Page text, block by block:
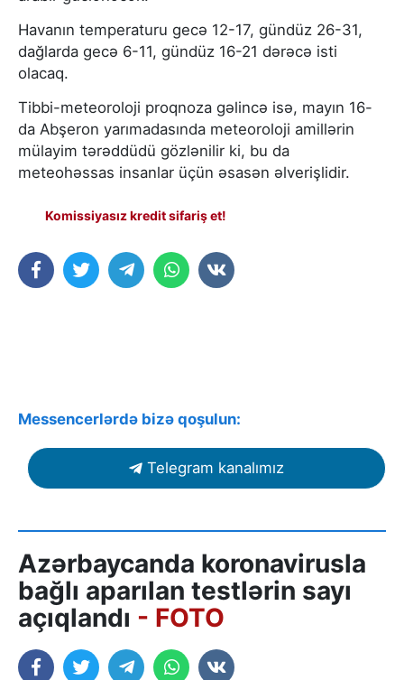
Havanın temperaturu gecə 12-17, gündüz 26-31,
dağlarda gecə 6-11, gündüz 16-21 dərəcə isti
olacaq.
Tibbi-meteoroloji proqnoza gəlincə isə, mayın 16-
da Abşeron yarımadasında meteoroloji amillərin
mülayim tərəddüdü gözlənilir ki, bu da
meteohəssas insanlar üçün əsasən əlverişlidir.
Komissiyasız kredit sifariş et!
Messencerlərdə bizə qoşulun:
Telegram kanalımız
Azərbaycanda koronavirusla
bağlı aparılan testlərin sayı
açıqlandı - FOTO